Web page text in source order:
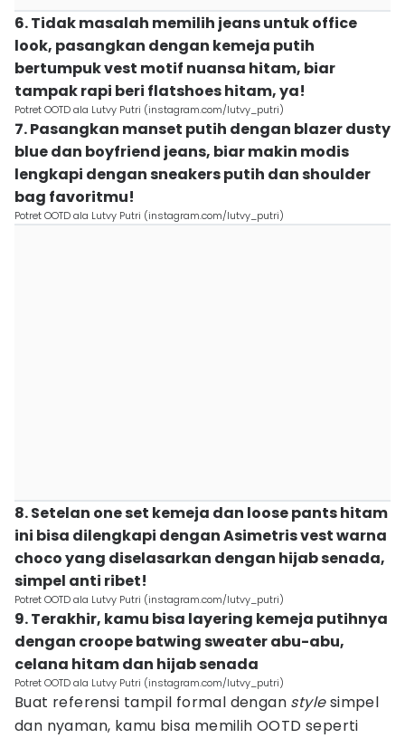
6. Tidak masalah memilih jeans untuk office
look, pasangkan dengan kemeja putih
bertumpuk vest motif nuansa hitam, biar
tampak rapi beri flatshoes hitam, ya!
Potret OOTD ala Lutvy Putri (instagram.com/lutvy_putri)
7. Pasangkan manset putih dengan blazer dusty
blue dan boyfriend jeans, biar makin modis
lengkapi dengan sneakers putih dan shoulder
bag favoritmu!
Potret OOTD ala Lutvy Putri (instagram.com/lutvy_putri)
8. Setelan one set kemeja dan loose pants hitam
ini bisa dilengkapi dengan Asimetris vest warna
choco yang diselasarkan dengan hijab senada,
simpel anti ribet!
Potret OOTD ala Lutvy Putri (instagram.com/lutvy_putri)
9. Terakhir, kamu bisa layering kemeja putihnya
dengan croope batwing sweater abu-abu,
celana hitam dan hijab senada
Potret OOTD ala Lutvy Putri (instagram.com/lutvy_putri)
Buat referensi tampil formal dengan stylesimpel
dan nyaman, kamu bisa memilih OOTD seperti